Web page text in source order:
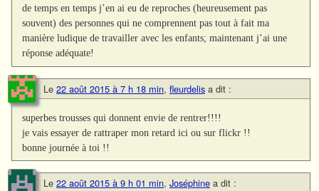
de temps en temps j’en ai eu de reproches (heureusement pas
souvent) des personnes qui ne comprennent pas tout à fait ma
manière ludique de travailler avec les enfants; maintenant j’ai une
réponse adéquate!
Le 22 août 2015 à 7 h 18 min, fleurdelis a dit :
superbes trousses qui donnent envie de rentrer!!!!
je vais essayer de rattraper mon retard ici ou sur flickr !!
bonne journée à toi !!
Le 22 août 2015 à 9 h 01 min, Joséphine a dit :